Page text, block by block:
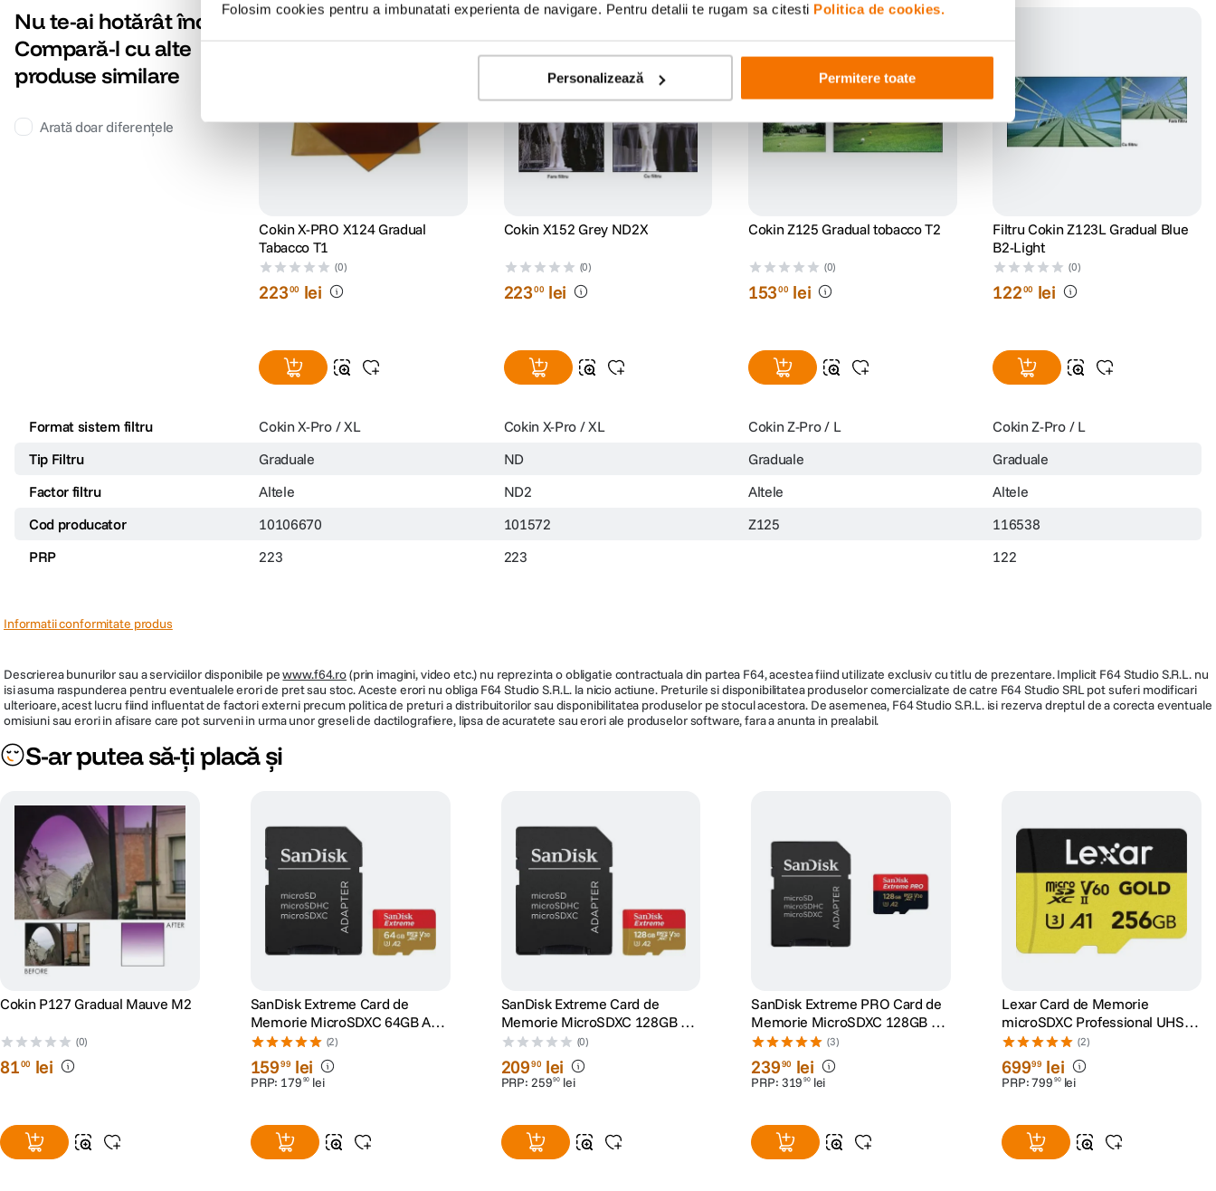
Folosim cookies pentru a imbunatati experienta de navigare. Pentru detalii te rugam sa citesti Politica de cookies.
Personalizează Permitere toate
Nu te-ai hotărât încă?
Compară-l cu alte
produse similare
Arată doar diferențele
Cokin X-PRO X124 Gradual
Tabacco T1
(0)
22300 lei
Cokin X152 Grey ND2X
(0)
22300 lei
Cokin Z125 Gradual tobacco T2
(0)
15300 lei
Filtru Cokin Z123L Gradual Blue
B2-Light
(0)
12200 lei
Format sistem filtru Cokin X-Pro / XL Cokin X-Pro / XL Cokin Z-Pro / L
Cokin Z-Pro / L
Tip Filtru
Graduale ND Graduale
Graduale
Factor filtru
Altele ND2 Altele
Altele
Cod producator
10106670 101572 Z125
116538
PRP
223 223 122
Informatii conformitate produs
Descrierea bunurilor sau a serviciilor disponibile pewww.f64.ro(prin imagini, video etc.) nu reprezinta o obligatie contractuala din partea F64, acestea fiind utilizate exclusiv cu titlu de prezentare. Implicit F64 Studio S.R.L. nu
isi asuma raspunderea pentru eventualele erori de pret sau stoc. Aceste erori nu obliga F64 Studio S.R.L. la nicio actiune. Preturile si disponibilitatea produselor comercializate de catre F64 Studio SRL pot suferi modificari
ulterioare, acest lucru fiind influentat de factori externi precum politica de preturi a distribuitorilor sau disponibilitatea produselor pe stocul acestora. De asemenea, F64 Studio S.R.L. isi rezerva dreptul de a corecta eventuale
omisiuni sau erori in afisare care pot surveni in urma unor greseli de dactilografiere, lipsa de acuratete sau erori ale produselor software, fara a anunta in prealabil.
S-ar putea să-ți placă și
Cokin P127 Gradual Mauve M2
(0)
8100 lei
SanDisk Extreme Card de
Memorie MicroSDXC 64GB A2
C10 V30 UHS-I U3 + Adaptor SD
+ 1 An RescuePRO Deluxe
(2)
15999 lei
PRP: 179 90 lei
SanDisk Extreme Card de
Memorie MicroSDXC 128GB A2
C10 V30 UHS-I U3 + Adaptor SD
+ 1 An RescuePRO Deluxe
(0)
20990 lei
PRP: 25990 lei
SanDisk Extreme PRO Card de
Memorie MicroSDXC 128GB A2
C10 V30 UHS-I U3 + Adaptor SD
+ 2 Ani RescuePRO Deluxe
(3)
23990 lei
PRP: 319 90 lei
Lexar Card de Memorie
microSDXC Professional UHS-II
256GB V60 Gold
(2)
69999 lei
PRP:799 90 lei